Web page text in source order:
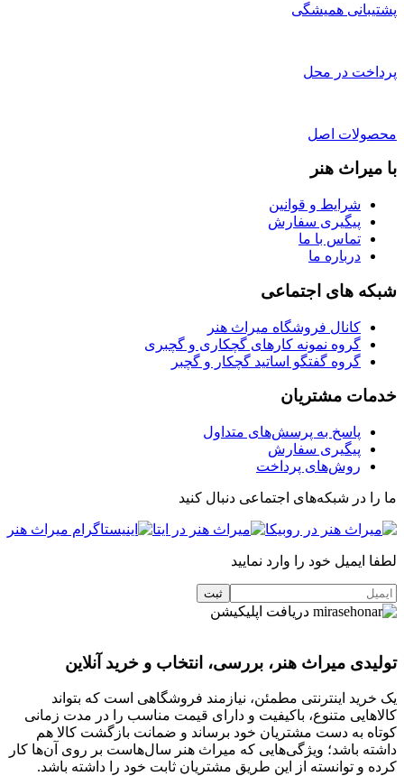
پشتیبانی همیشگی
پرداخت در محل
محصولات اصل
با میراث هنر
شرایط و قوانین
پیگیری سفارش
تماس با ما
درباره ما
شبکه های اجتماعی
کانال فروشگاه میراث هنر
گروه نمونه کارهای گچکاری و گچبری
گروه گفتگو اساتید گچکار و گچبر
خدمات مشتریان
پاسخ به پرسش‌های متداول
پیگیری سفارش
روش‌های پرداخت
ما را در شبکه‌های اجتماعی دنبال کنید
لطفا ایمیل خود را وارد نمایید
دریافت اپلیکیشن
تولیدی میراث هنر، بررسی، انتخاب و خرید آنلاین
یک خرید اینترنتی مطمئن، نیازمند فروشگاهی است که بتواند
کالاهایی متنوع، باکیفیت و دارای قیمت مناسب را در مدت زمانی
کوتاه به دست مشتریان خود برساند و ضمانت بازگشت کالا هم
داشته باشد؛ ویژگی‌هایی که میراث هنر سال‌هاست بر روی آن‌ها کار
کرده و توانسته از این طریق مشتریان ثابت خود را داشته باشد.